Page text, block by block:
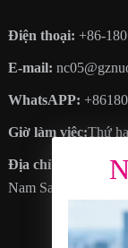
Điện thoại: +86-
E-mail:
WhatsAPP:
Giờ làm việc:Thứ
Địa chỉ: KHÔNG.
Nam Sa, thành phố